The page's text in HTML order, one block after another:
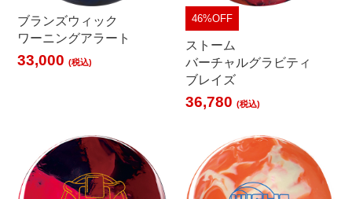
ブランズウィック
ワーニングアラート
33,000(税込)
46%OFF
ストーム
バーチャルグラビティ
ブレイズ
36,780(税込)